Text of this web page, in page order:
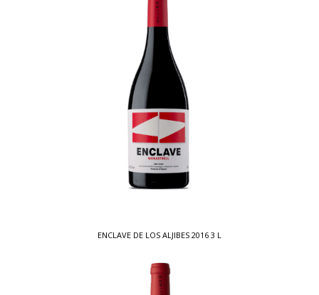
ENCLAVE DE LOS ALJIBES 2016 3 L